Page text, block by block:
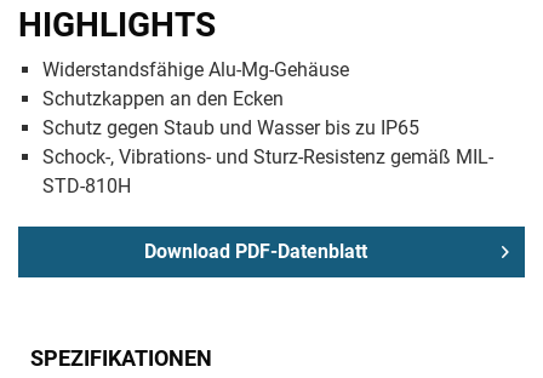
HIGHLIGHTS
Widerstandsfähige Alu-Mg-Gehäuse
Schutzkappen an den Ecken
Schutz gegen Staub und Wasser bis zu IP65
Schock-, Vibrations- und Sturz-Resistenz gemäß MIL-
STD-810H
Download PDF-Datenblatt
SPEZIFIKATIONEN